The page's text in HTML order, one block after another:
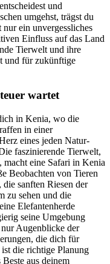
und
umgehst, trägst du
ein unvergessliches
Einfluss auf das Land
Tierwelt und ihre
und für zukünftige
wartet
in Kenia, wo die
in einer
eines jeden Natur-
faszinierende Tierwelt,
macht eine Safari in Kenia
Beobachten von Tieren
sanften Riesen der
zu sehen und die
Elefantenherde
seine Umgebung
Augenblicke der
die dich für
die richtige Planung
aus deinem